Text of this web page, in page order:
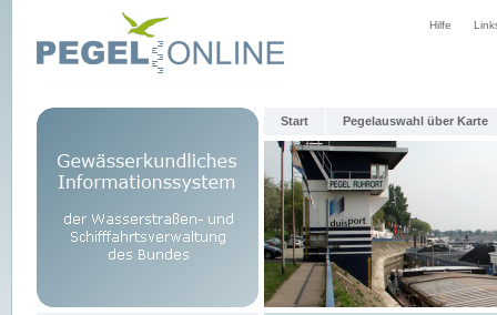
Hilfe
Start Pegelauswahl über Karte